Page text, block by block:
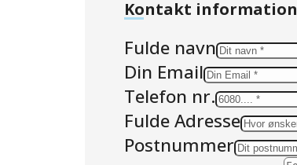
Kontakt information
Fulde navn
Din Email
Telefon nr.
Fulde Adresse
Postnummer